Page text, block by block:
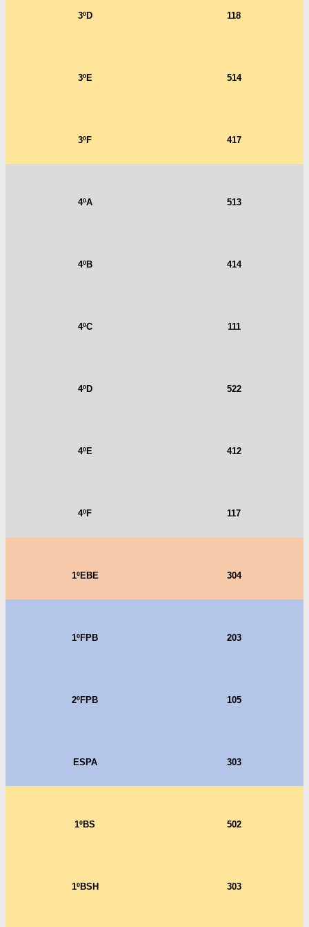
3ºD 118
3ºE 514
3ºF 417
4ºA 513
4ºB 414
4ºC 111
4ºD 522
4ºE 412
4ºF 117
1ºEBE 304
1ºFPB 203
2ºFPB 105
ESPA 303
1ºBS 502
1ºBSH 303